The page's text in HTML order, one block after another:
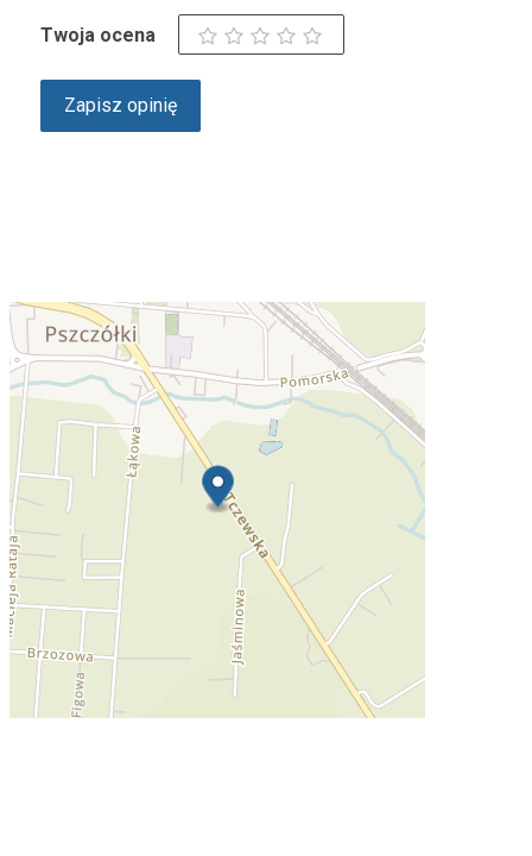
Twoja ocena